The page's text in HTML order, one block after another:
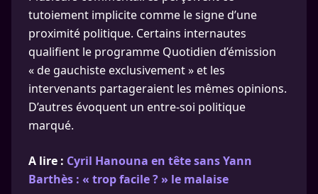
tutoiement implicite comme le signe d’une
proximité politique. Certains internautes
qualifient le programme Quotidien d’émission
« de gauchiste exclusivement » et les
intervenants partageraient les mêmes opinions.
D’autres évoquent un entre-soi politique
marqué.
A lire : Cyril Hanouna en tête sans Yann
Barthès : « trop facile ? » le malaise